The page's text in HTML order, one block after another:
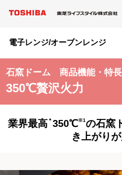
電子レンジ/オーブンレンジ
石窯ドーム 商品機能・特
350℃贅沢火力
業界最高＊350℃※1の石窯
き上がりが